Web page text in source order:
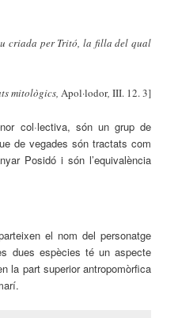
criada per Tritó, la filla del qual
mitològics, Apol·lodor, III. 12. 3]
col·lectiva, són un grup de
de vegades són tractats com
Posidó i són l’equivalència
el nom del personatge
dues espècies té un aspecte
la part superior antropomòrfica